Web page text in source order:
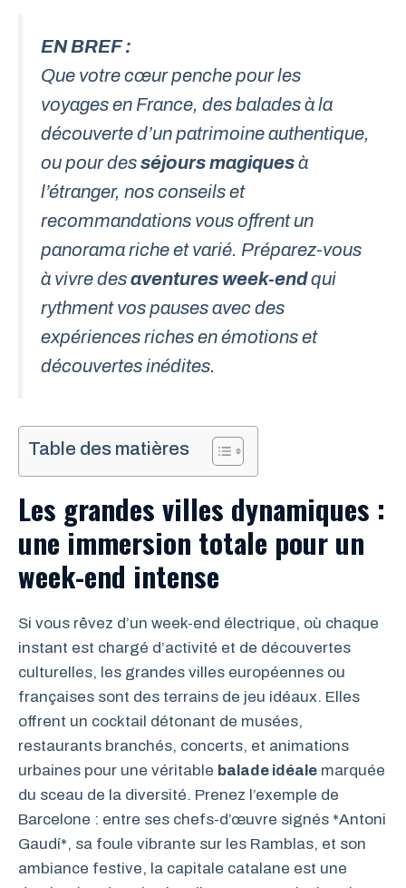
EN BREF :
Que votre cœur penche pour les
voyages en France, des balades à la
découverte d’un patrimoine authentique,
ou pour desséjours magiquesà
l’étranger, nos conseils et
recommandations vous offrent un
panorama riche et varié. Préparez-vous
à vivre desaventures week-endqui
rythment vos pauses avec des
expériences riches en émotions et
découvertes inédites.
Table des matières
Les grandes villes dynamiques :
une immersion totale pour un
week-end intense
Si vous rêvez d’un week-end électrique, où chaque
instant est chargé d’activité et de découvertes
culturelles, les grandes villes européennes ou
françaises sont des terrains de jeu idéaux. Elles
offrent un cocktail détonant de musées,
restaurants branchés, concerts, et animations
urbaines pour une véritable balade idéale marquée
du sceau de la diversité. Prenez l’exemple de
Barcelone : entre ses chefs-d’œuvre signés *Antoni
Gaudí*, sa foule vibrante sur les Ramblas, et son
ambiance festive, la capitale catalane est une